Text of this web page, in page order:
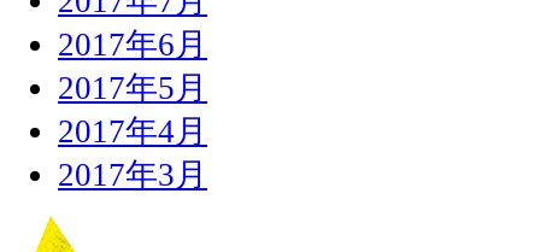
2017年6月
2017年5月
2017年4月
2017年3月